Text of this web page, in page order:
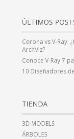
ÚLTIMOS
Corona vs V-Ray:
ArchViz?
Conoce V-Ray 7
10 Diseñadores
TIENDA
3D MODELS
ÁRBOLES